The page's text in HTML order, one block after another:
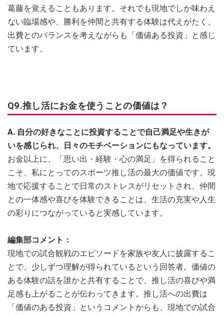
葛藤を覚えることもあります。それでも現地でしか味わえ
ない臨場感や、勝利を仲間と共有する体験は代えがたく、
出費とのバランスを考えながらも「価値ある投資」と感じ
ています。
Q9.推し活にお金を使うことの価値は？
A. 自分の好きなことに投資することで自己満足や生きが
いを感じられ、日々のモチベーションにもなっています。
お金以上に、「思い出・経験・心の満足」を得られること
こそ、私にとってのスポーツ推し活の最大の価値です。現
地で応援することで日常のストレスがリセットされ、仲間
との一体感や喜びを体験できることは、生活の充実や人生
の彩りにつながっていると実感しています。
編集部コメント：
現地での試合観戦のエピソードを家族や友人に披露するこ
とで、少しずつ理解が得られているという回答者。価値の
ある体験の話を誰かと共有することで、推し活の喜びや満
足感も上がることが伝わってきます。推し活への出費は
「価値のある投資」というコメントからも、現地での試合